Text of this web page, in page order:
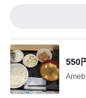
550